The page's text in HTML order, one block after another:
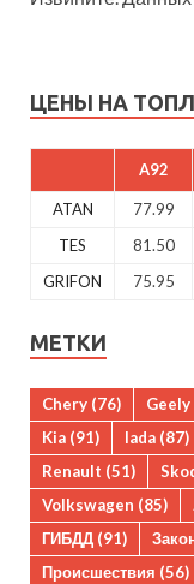
ЦЕНЫ НА
A92
ATAN 77.99
TES
81.50
GRIFON
75.95
МЕТКИ
Chery (76) Geely
Kia (91) lada (87)
Renault (51)
Volkswagen (85)
ГИБДД (91)
Происшествия (56)